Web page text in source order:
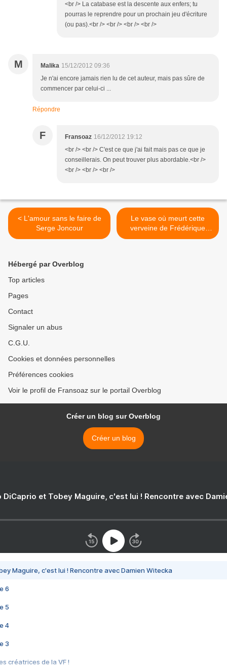
<br /> La catabase est la descente aux enfers; tu
pourras le reprendre pour un prochain jeu d'écriture
(ou pas).<br /> <br /> <br /> <br />
M Malika 15/12/2012 09:36
Je n'ai encore jamais rien lu de cet auteur, mais pas sûre de
commencer par celui-ci ...
Répondre
F Fransoaz 16/12/2012 19:12
<br /> <br /> C'est ce que j'ai fait mais pas ce que je
conseillerais. On peut trouver plus abordable.<br />
<br /> <br /> <br />
< L'amour sans le faire de
Serge Joncour
Le vase où meurt cette
verveine de Frédérique
Martin >
Hébergé par Overblog
Top articles
Pages
Contact
Signaler un abus
C.G.U.
Cookies et données personnelles
Préférences cookies
Voir le profil de Fransoaz sur le portail Overblog
Créer un blog sur Overblog
Créer un blog
DiCaprio et Tobey Maguire, c'est lui ! Rencontre avec
Maguire, c'est lui ! Rencontre avec Damien Witecka
6
5
4
3
créatrices de la VF !